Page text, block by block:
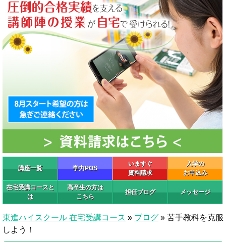
講座一覧 学力POS
いますぐ
資料請求
入学の
お申込み
在宅受講コースと
は
高卒生の方は
こちら
担任ブログ メッセージ
東進ハイスクール 在宅受講コース » ブログ » 苦手教科を克服
しよう！